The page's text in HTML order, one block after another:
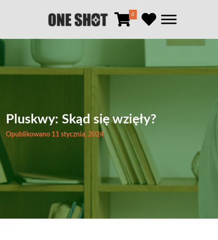
0
Pluskwy: Skąd się wzięły?
Opublikowano 11 stycznia, 2024